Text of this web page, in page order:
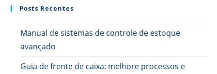
Posts Recentes
Manual de sistemas de controle de estoque
avançado
Guia de frente de caixa: melhore processos e